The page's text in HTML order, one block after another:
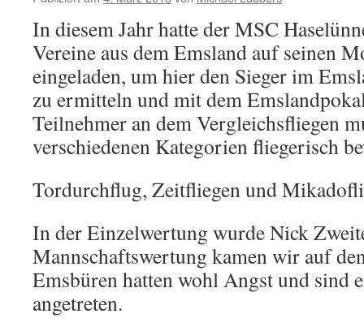
In diesem Jahr hatte der MSC
Vereine aus dem Emsland auf seinen
eingeladen, um hier den Sieger im
zu ermitteln und mit dem
Teilnehmer an dem Vergleichsfliegen
verschiedenen Kategorien fliegerisch
Tordurchflug, Zeitfliegen und
In der Einzelwertung wurde Nick
Mannschaftswertung kamen wir auf
Emsbüren hatten wohl Angst und sind
angetreten.